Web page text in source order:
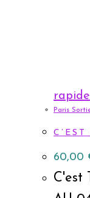
rapide
Paris
60,00
C'est